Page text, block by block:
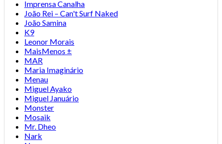
Imprensa Canalha
João Rei – Can't Surf Naked
João Samina
K9
Leonor Morais
MaisMenos ±
MAR
Maria Imaginário
Menau
Miguel Ayako
Miguel Januário
Monster
Mosaik
Mr. Dheo
Nark